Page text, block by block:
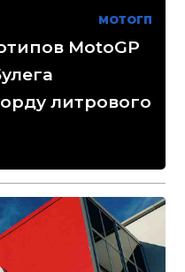
МОТОГП
MotoGP
литрового